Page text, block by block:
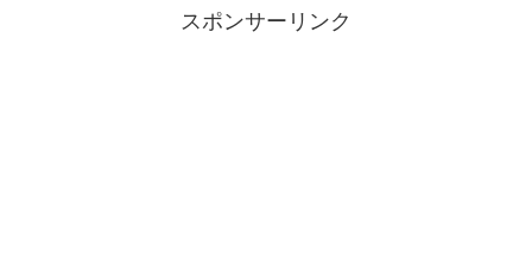
スポンサーリンク